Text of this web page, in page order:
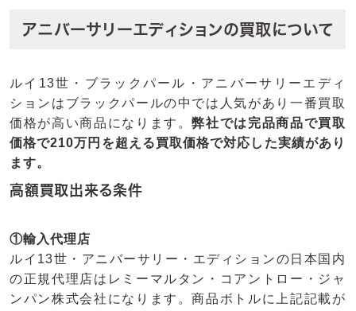
アニバーサリーエディションの買取について
ルイ13世・ブラックパール・アニバーサリーエディ
ションはブラックパールの中では人気があり一番買取
価格が高い商品になります。弊社では完品商品で買取
価格で210万円を超える買取価格で対応した実績があり
ます。
高額買取出来る条件
①輸入代理店
ルイ13世・アニバーサリー・エディションの日本国内
の正規代理店はレミーマルタン・コアントロー・ジャ
ンパン株式会社になります。商品ボトルに上記記載が